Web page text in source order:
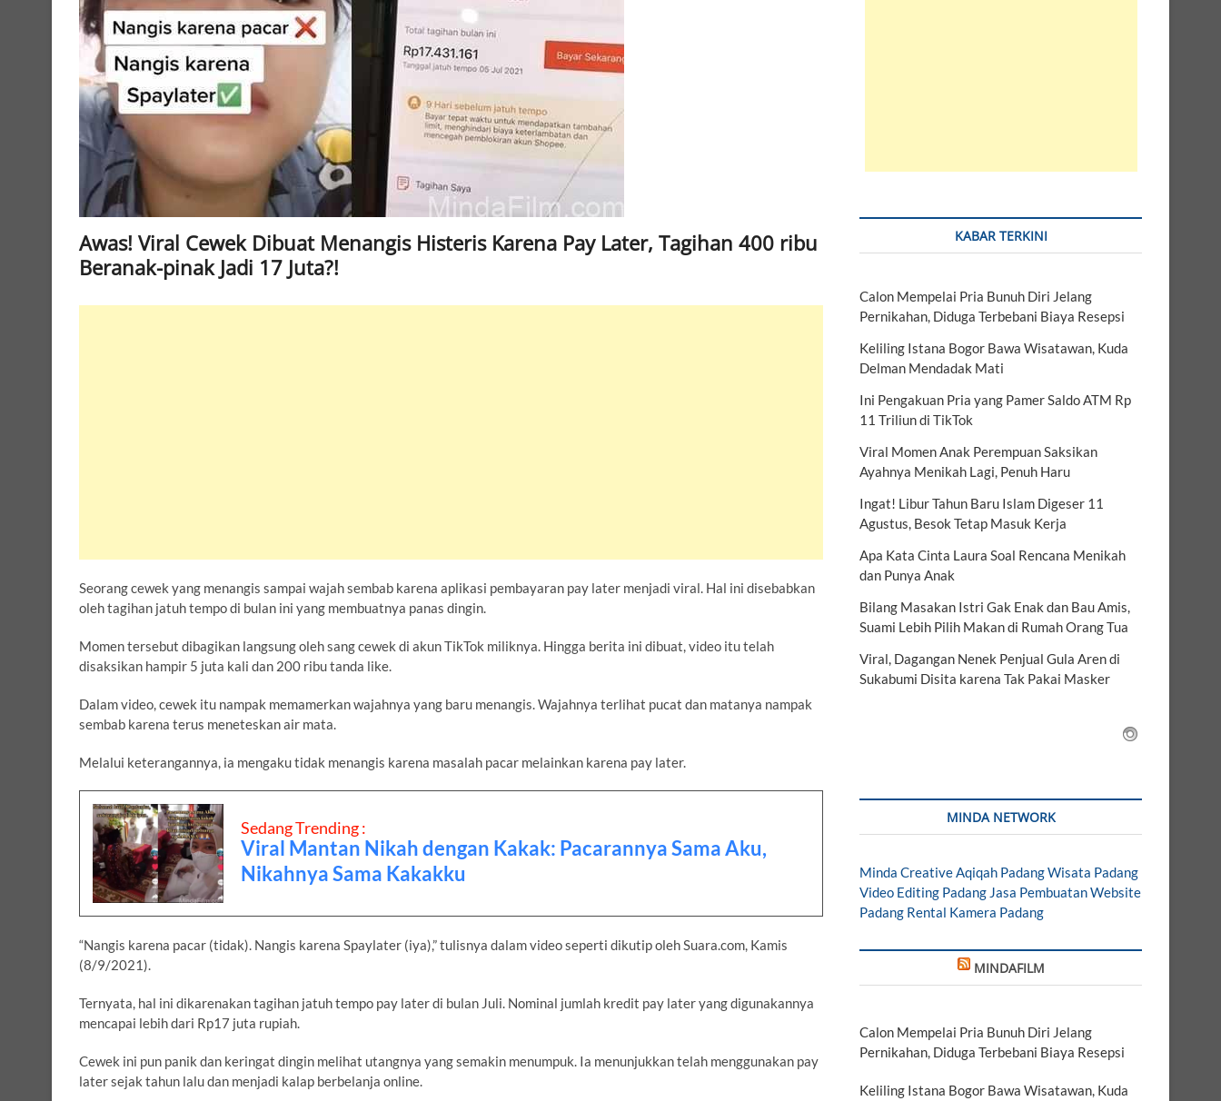
Awas! Viral Cewek Dibuat Menangis Histeris Karena Pay Later, Tagihan 400 ribu
Beranak-pinak Jadi 17 Juta?!
Seorang cewek yang menangis sampai wajah sembab karena aplikasi pembayaran pay later menjadi viral. Hal ini disebabkan
oleh tagihan jatuh tempo di bulan ini yang membuatnya panas dingin.
Momen tersebut dibagikan langsung oleh sang cewek di akun TikTok miliknya. Hingga berita ini dibuat, video itu telah
disaksikan hampir 5 juta kali dan 200 ribu tanda like.
Dalam video, cewek itu nampak memamerkan wajahnya yang baru menangis. Wajahnya terlihat pucat dan matanya nampak
sembab karena terus meneteskan air mata.
Melalui keterangannya, ia mengaku tidak menangis karena masalah pacar melainkan karena pay later.
Sedang Trending :
Viral Mantan Nikah dengan Kakak: Pacarannya Sama Aku,
Nikahnya Sama Kakakku
“Nangis karena pacar (tidak). Nangis karena Spaylater (iya),” tulisnya dalam video seperti dikutip oleh Suara.com, Kamis
(8/9/2021).
Ternyata, hal ini dikarenakan tagihan jatuh tempo pay later di bulan Juli. Nominal jumlah kredit pay later yang digunakannya
mencapai lebih dari Rp17 juta rupiah.
Cewek ini pun panik dan keringat dingin melihat utangnya yang semakin menumpuk. Ia menunjukkan telah menggunakan pay
later sejak tahun lalu dan menjadi kalap berbelanja online.
KABAR TERKINI
Calon Mempelai Pria Bunuh Diri Jelang
Pernikahan, Diduga Terbebani Biaya Resepsi
Keliling Istana Bogor Bawa Wisatawan, Kuda
Delman Mendadak Mati
Ini Pengakuan Pria yang Pamer Saldo ATM Rp
11 Triliun di TikTok
Viral Momen Anak Perempuan Saksikan
Ayahnya Menikah Lagi, Penuh Haru
Ingat! Libur Tahun Baru Islam Digeser 11
Agustus, Besok Tetap Masuk Kerja
Apa Kata Cinta Laura Soal Rencana Menikah
dan Punya Anak
Bilang Masakan Istri Gak Enak dan Bau Amis,
Suami Lebih Pilih Makan di Rumah Orang Tua
Viral, Dagangan Nenek Penjual Gula Aren di
Sukabumi Disita karena Tak Pakai Masker
MINDA NETWORK
Minda CreativeAqiqah PadangWisata Padang
Video Editing Padang Jasa Pembuatan Website
Padang Rental Kamera Padang
MINDAFILM
Calon Mempelai Pria Bunuh Diri Jelang
Pernikahan, Diduga Terbebani Biaya Resepsi
Keliling Istana Bogor Bawa Wisatawan, Kuda